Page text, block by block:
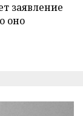
заявление
оно